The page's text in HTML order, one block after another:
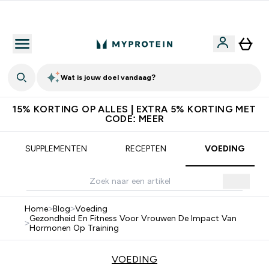
Wat is jouw doel vandaag?
15% KORTING OP ALLES | EXTRA 5% KORTING MET
CODE: MEER
SUPPLEMENTEN RECEPTEN VOEDING
Home>Blog>Voeding
>Gezondheid En Fitness Voor Vrouwen De Impact Van
Hormonen Op Training
VOEDING